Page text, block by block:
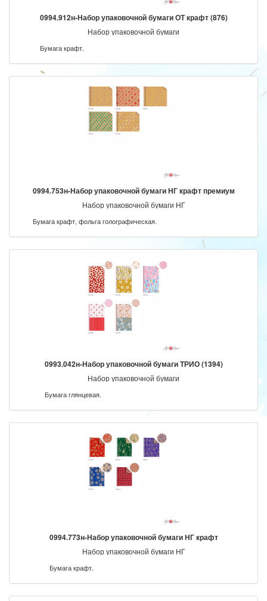
0994.912н-Набор упаковочной бумаги ОТ крафт (876)
Набор упаковочной бумаги
Бумага крафт.
0994.753н-Набор упаковочной бумаги НГ крафт премиум
Набор упаковочной бумаги НГ
Бумага крафт, фольга голографическая.
0993.042н-Набор упаковочной бумаги ТРИО (1394)
Набор упаковочной бумаги
Бумага глянцевая.
0994.773н-Набор упаковочной бумаги НГ крафт
Набор упаковочной бумаги НГ
Бумага крафт.